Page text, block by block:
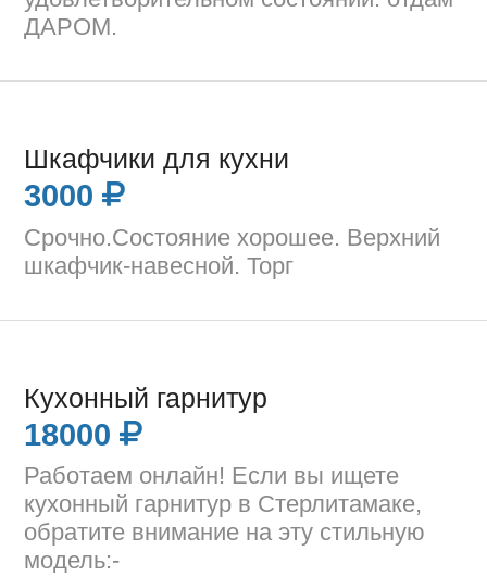
ДАРОМ.
Шкафчики для кухни
3000
Срочно.Состояние хорошее. Верхний
шкафчик-навесной. Торг
Кухонный гарнитур
18000
Работаем онлайн! Если вы ищете
кухонный гарнитур в Стерлитамаке,
обратите внимание на эту стильную
модель:-